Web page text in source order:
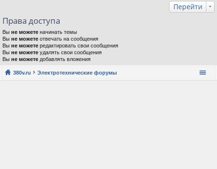
Перейти
Права доступа
Вы не можете начинать темы
Вы не можете отвечать на сообщения
Вы не можете редактировать свои сообщения
Вы не можете удалять свои сообщения
Вы не можете добавлять вложения
380v.ru Электротехнические форумы